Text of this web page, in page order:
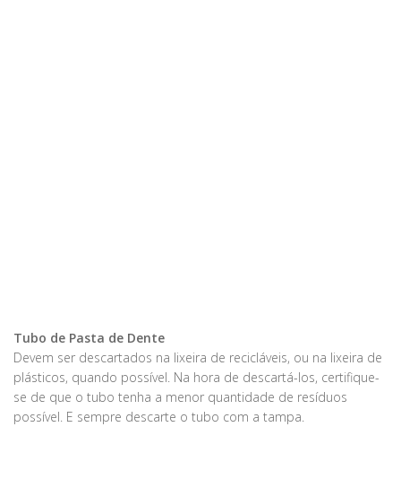
Tubo de Pasta de Dente
Devem ser descartados na lixeira de recicláveis, ou na lixeira de
plásticos, quando possível. Na hora de descartá-los, certifique-
se de que o tubo tenha a menor quantidade de resíduos
possível. E sempre descarte o tubo com a tampa.